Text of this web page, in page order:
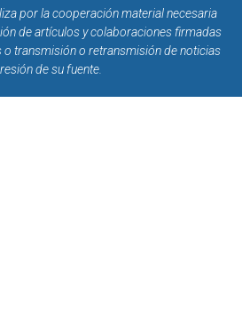
por la cooperación material necesaria
de artículos y colaboraciones firmadas
transmisión o retransmisión de noticias
de su fuente.